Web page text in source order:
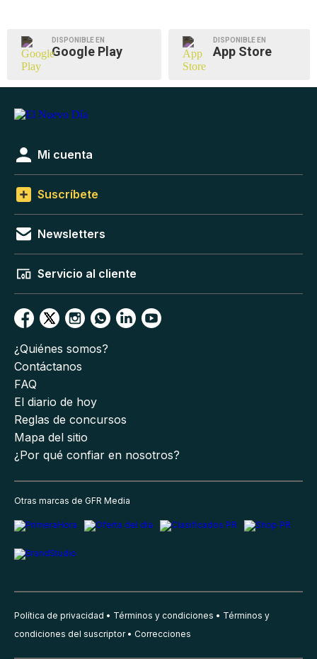
DISPONIBLE EN
Google Play
DISPONIBLE EN
App Store
Mi cuenta
Suscríbete
Newsletters
Servicio al cliente
¿Quiénes somos?
Contáctanos
FAQ
El diario de hoy
Reglas de concursos
Mapa del sitio
¿Por qué confiar en nosotros?
Otras marcas de GFR Media
Política de privacidad Términos y condiciones
Términos y
condiciones del suscriptor
Correcciones